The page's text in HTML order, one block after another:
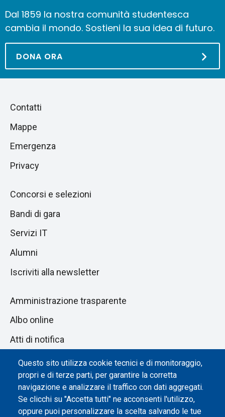
Questo sito utilizza cookie tecnici e di monitoraggio,
propri e di terze parti, per garantire la corretta
navigazione e analizzare il traffico con dati aggregati.
Se clicchi su "Accetta tutti" ne acconsenti l'utilizzo,
oppure puoi personalizzare la scelta salvando le tue
Dal 1859 la nostra comunità studentesca
cambia il mondo. Sostieni la sua idea di futuro.
DONA ORA
Salta
sezione
Piè
di
pagina
Contatti
Mappe
Emergenza
Privacy
Concorsi e selezioni
Bandi di gara
Servizi IT
Alumni
Iscriviti alla newsletter
Amministrazione trasparente
Albo online
Atti di notifica
Dichiarazione di accessibilità
Impostazione dei cookie